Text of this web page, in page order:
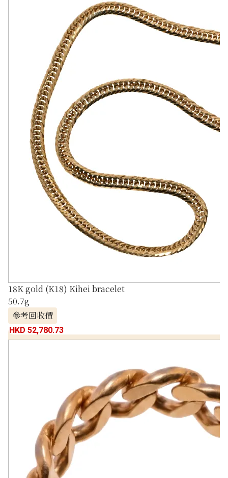
18K gold (K18) Kihei bracelet
50.7g
參考回收價
HKD 52,780.73